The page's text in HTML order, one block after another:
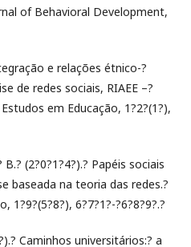
of Behavioral Development,
e relações étnico-?
de redes sociais, RIAEE –?
em Educação, 1?2?(1?),
(2?0?1?4?).? Papéis sociais
baseada na teoria das redes.?
1?9?(5?8?), 6?7?1?-?6?8?9?.?
Caminhos universitários:? a